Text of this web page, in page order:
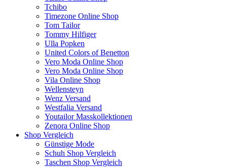
Tchibo
Timezone Online Shop
Tom Tailor
Tommy Hilfiger
Ulla Popken
United Colors of Benetton
Vero Moda Online Shop
Vero Moda Online Shop
Vila Online Shop
Wellensteyn
Wenz Versand
Westfalia Versand
Youtailor Masskollektionen
Zenora Online Shop
Shop Vergleich
Günstige Mode
Schuh Shop Vergleich
Taschen Shop Vergleich